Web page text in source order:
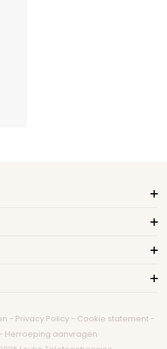
- Privacy Policy - Cookie statement -
- Herroeping aanvragen